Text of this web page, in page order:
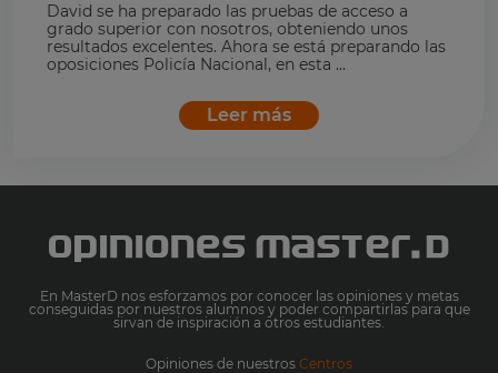
David se ha preparado las pruebas de acceso a
grado superior con nosotros, obteniendo unos
resultados excelentes. Ahora se está preparando las
oposiciones Policía Nacional, en esta ...
Leer más
En MasterD nos esforzamos por conocer las opiniones y metas
conseguidas por nuestros alumnos y poder compartirlas para que
sirvan de inspiración a otros estudiantes.
Opiniones de nuestros Centros